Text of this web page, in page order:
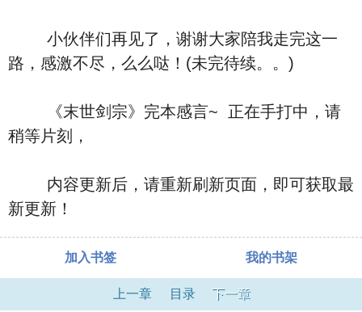
小伙伴们再见了，谢谢大家陪我走完这一
路，感激不尽，么么哒！(未完待续。。)
《末世剑宗》完本感言~ 正在手打中，请
稍等片刻，
内容更新后，请重新刷新页面，即可获取最
新更新！
加入书签 我的书架
上一章 目录 下一章